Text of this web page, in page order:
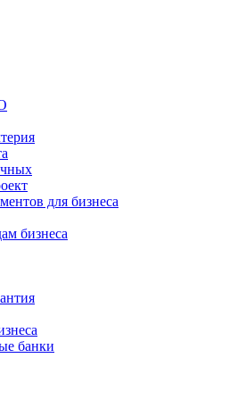
для бизнеса
бизнеса
банки